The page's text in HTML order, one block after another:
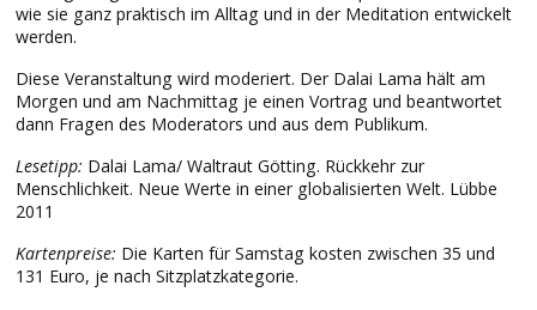
wie sie ganz praktisch im Alltag und in der Meditation entwickelt
werden.
Diese Veranstaltung wird moderiert. Der Dalai Lama hält am
Morgen und am Nachmittag je einen Vortrag und beantwortet
dann Fragen des Moderators und aus dem Publikum.
Lesetipp: Dalai Lama/ Waltraut Götting. Rückkehr zur
Menschlichkeit. Neue Werte in einer globalisierten Welt. Lübbe
2011
Kartenpreise: Die Karten für Samstag kosten zwischen 35 und
131 Euro, je nach Sitzplatzkategorie.